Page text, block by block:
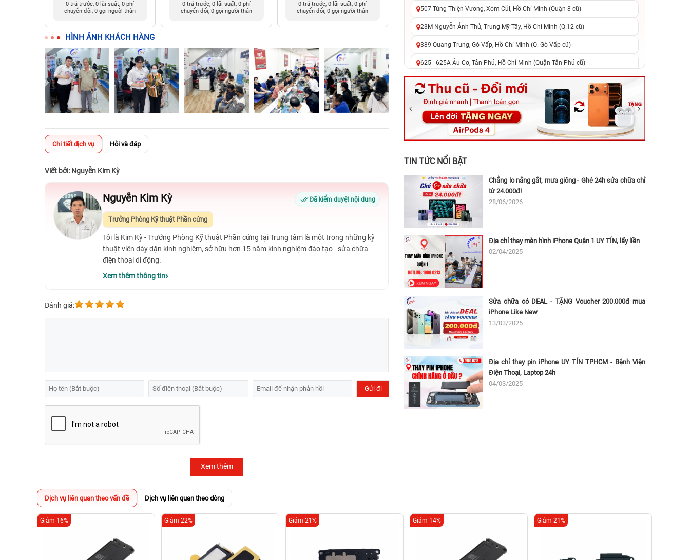
0 trả trước, 0 lãi suất, 0 phí
chuyển đổi, 0 gọi người thân
0 trả trước, 0 lãi suất, 0 phí
chuyển đổi, 0 gọi người thân
0 trả trước, 0 lãi suất, 0 phí
chuyển đổi, 0 gọi người thân
chuyển đổi, 0 gọi người thân
chuyển đổi, 0 gọi người thân
HÌNH ẢNH KHÁCH HÀNG
Chi tiết dịch vụ Hỏi và đáp
Viết bởi: Nguyễn Kim Kỳ
Nguyễn Kim Kỳ Đã kiểm duyệt nội dung
Trưởng Phòng Kỹ thuật Phần cứng
Tôi là Kim Kỳ - Trưởng Phòng Kỹ thuật Phần cứng tại Trung tâm là một trong những kỹ
thuật viên dày dặn kinh nghiệm, sở hữu hơn 15 năm kinh nghiệm đào tạo - sửa chữa
điện thoại di động.
Xem thêm thông tin
Đánh giá:
Xem thêm
507 Tùng Thiện Vương, Xóm Củi, Hồ Chí Minh (Quận 8 cũ)
23M Nguyễn Ảnh Thủ, Trung Mỹ Tây, Hồ Chí Minh (Q.12 cũ)
389 Quang Trung, Gò Vấp, Hồ Chí Minh (Q. Gò Vấp cũ)
625 - 625A Âu Cơ, Tân Phú, Hồ Chí Minh (Quận Tân Phú cũ)
326 Lê Văn Việt, Tăng Nhơn Phú, Hồ Chí Minh (Q.9 TP. Thủ Đức cũ)
256 Võ Văn Ngân, Thủ Đức, Hồ Chí Minh (Bình Thọ, TP. Thủ Đức Cũ)
70 Nguyễn An Ninh, Dĩ An, Hồ Chí Minh (Bình Dương Cũ)
24h Vũng Tàu: 162A Ba Cu, Vũng Tàu, Hồ Chí Minh (TP. Vũng Tàu cũ)
TIN TỨC NỔI BẬT
Chẳng lo nắng gắt, mưa giông - Ghé 24h sửa chữa chỉ
từ 24.000đ!
28/06/2026
Địa chỉ thay màn hình iPhone Quận 1 UY TÍN, lấy liền
02/04/2025
Sửa chữa có DEAL - TẶNG Voucher 200.000đ mua
iPhone Like New
13/03/2025
Địa chỉ thay pin iPhone UY TÍN TPHCM - Bệnh Viện
Điện Thoại, Laptop 24h
04/03/2025
Dịch vụ liên quan theo vấn đề Dịch vụ liên quan theo dòng
Giảm 16% Giảm 22% Giảm 21% Giảm 14% Giảm 21%